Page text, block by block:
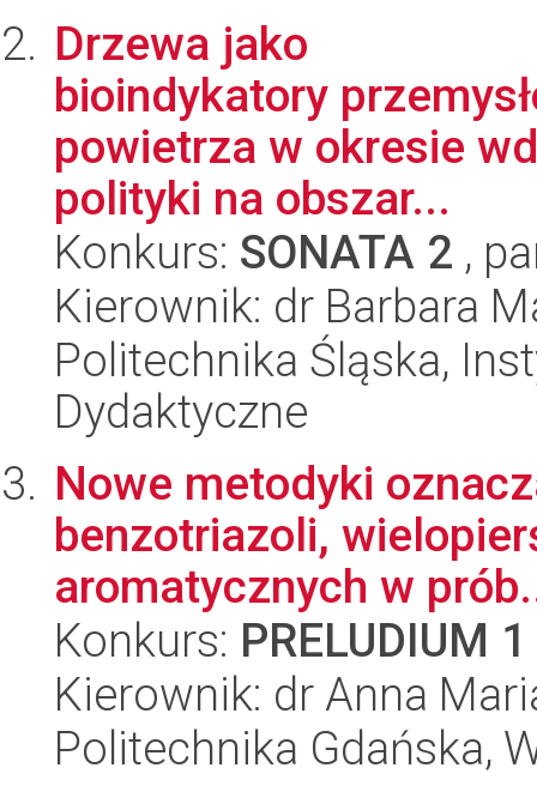
Drzewa jako
bioindykatory
powietrza w okresie
polityki na obszar...
Konkurs: SONATA 2 ,
Kierownik: dr Barbara
Politechnika Śląska,
Dydaktyczne
Nowe metodyki
benzotriazoli,
aromatycznych w
Konkurs: PRELUDIUM 1
Kierownik: dr Anna
Politechnika Gdańska,